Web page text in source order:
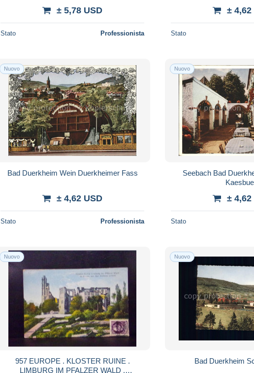
± 5,78 USD
Stato Professionista
± 4,62
Stato
Nuovo
Bad Duerkheim Wein Duerkheimer Fass
± 4,62 USD
Stato Professionista
Nuovo
Seebach Bad
± 4,62
Stato
Nuovo
957 EUROPE . KLOSTER RUINE .
LIMBURG IM PFALZER WALD .
Nuovo
Bad Duerkheim